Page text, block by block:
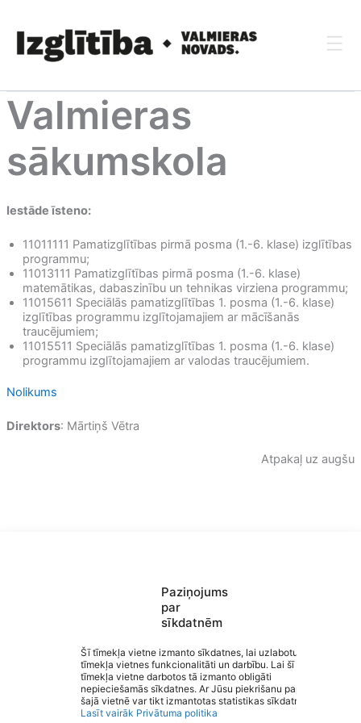
Paziņojums
par
sīkdatnēm
Šī tīmekļa vietne izmanto sīkdatnes, lai uzlabotu
tīmekļa vietnes funkcionalitāti un darbību. Lai šī
tīmekļa vietne darbotos tā izmanto obligāti
nepieciešamās sīkdatnes. Ar Jūsu piekrišanu papildus
šajā vietnē var tikt izmantotas statistikas sīkdatnes.
Lasīt vairāk Privātuma politika
content
Valmieras
sākumskola
Iestāde īsteno:
11011111 Pamatizglītības pirmā posma (1.-6. klase) izglītības
programmu;
11013111 Pamatizglītības pirmā posma (1.-6. klase)
matemātikas, dabaszinību un tehnikas virziena programmu;
11015611 Speciālās pamatizglītības 1. posma (1.-6. klase)
izglītības programmu izglītojamajiem ar mācīšanās
traucējumiem;
11015511 Speciālās pamatizglītības 1. posma (1.-6. klase)
programmu izglītojamajiem ar valodas traucējumiem.
Nolikums
Direktors: Mārtiņš Vētra
Atpakaļ uz augšu
Izglītība Valmieras novadā
Saziņa
Izvēlne
Ātrās saites
Sociālie tīkli